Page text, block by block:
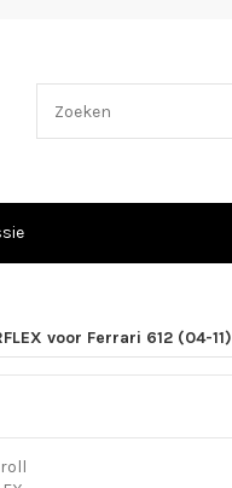
voor Ferrari 612 (04-11)